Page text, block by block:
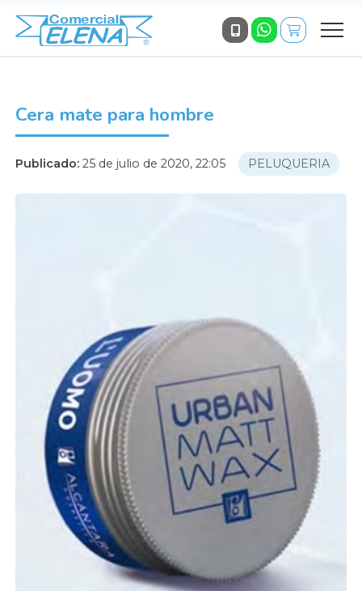
Cera mate para hombre
Publicado: 25 de julio de 2020, 22:05 PELUQUERIA